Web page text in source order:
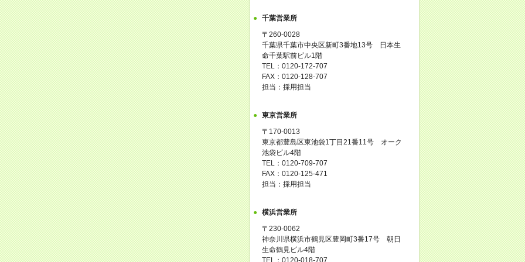
千葉営業所
〒260-0028
千葉県千葉市中央区新町3番地13号 日本生
命千葉駅前ビル1階
TEL：0120-172-707
FAX：0120-128-707
担当：採用担当
東京営業所
〒170-0013
東京都豊島区東池袋1丁目21番11号 オーク
池袋ビル4階
TEL：0120-709-707
FAX：0120-125-471
担当：採用担当
横浜営業所
〒230-0062
神奈川県横浜市鶴見区豊岡町3番17号 朝日
生命鶴見ビル4階
TEL：0120-018-707